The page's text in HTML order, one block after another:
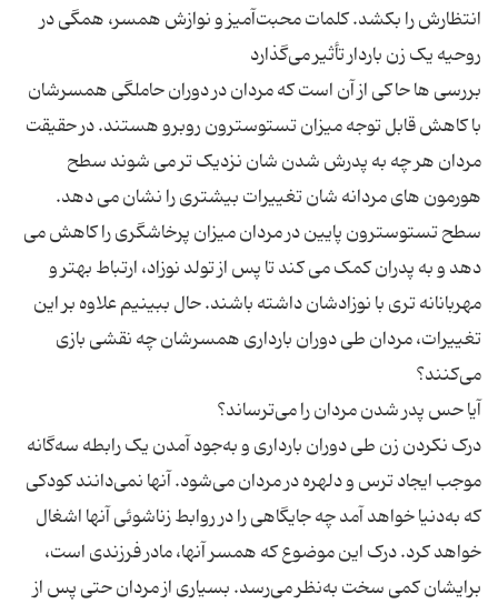
انتظارش را بکشد. کلمات محبت‌آمیز و نوازش همسر، همگی در
بررسی ها حاکی از آن است که مردان در دوران حاملگی همسرشان
با کاهش قابل توجه میزان تستوسترون روبرو هستند. در حقیقت
مردان هر چه به پدرش شدن شان نزدیک تر می شوند سطح
سطح تستوسترون پایین در مردان میزان پرخاشگری را کاهش می
دهد و به پدران کمک می کند تا پس از تولد نوزاد، ارتباط بهتر و
مهربانانه تری با نوزادشان داشته باشند. حال ببینیم علاوه بر این
تغییرات، مردان طی دوران بارداری همسرشان چه نقشی بازی
درک نکردن زن طی دوران بارداری و به‌جود آمدن یک رابطه سه‌گانه
موجب ایجاد ترس و دلهره در مردان می‌شود. آنها نمی‌دانند کودکی
که به‌دنیا خواهد آمد چه جایگاهی را در روابط زناشوئی آنها اشغال
خواهد کرد. درک این موضوع که همسر آنها، مادر فرزندی است،
برایشان کمی سخت به‌نظر می‌رسد. بسیاری از مردان حتی پس از